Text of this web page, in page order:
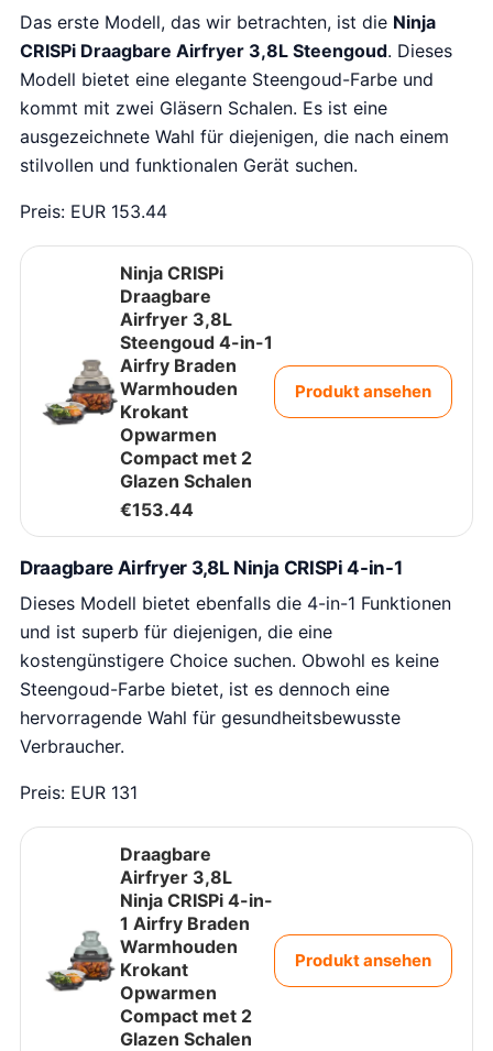
Das erste Modell, das wir betrachten, ist die Ninja
CRISPi Draagbare Airfryer 3,8L Steengoud. Dieses
Modell bietet eine elegante Steengoud-Farbe und
kommt mit zwei Gläsern Schalen. Es ist eine
ausgezeichnete Wahl für diejenigen, die nach einem
stilvollen und funktionalen Gerät suchen.
Preis: EUR 153.44
Ninja CRISPi
Draagbare
Airfryer 3,8L
Steengoud 4-in-1
Airfry Braden
Warmhouden
Krokant
Opwarmen
Compact met 2
Glazen Schalen
€153.44
Produkt ansehen
Draagbare Airfryer 3,8L Ninja CRISPi 4-in-1
Dieses Modell bietet ebenfalls die 4-in-1 Funktionen
und ist superb für diejenigen, die eine
kostengünstigere Choice suchen. Obwohl es keine
Steengoud-Farbe bietet, ist es dennoch eine
hervorragende Wahl für gesundheitsbewusste
Verbraucher.
Preis: EUR 131
Draagbare
Airfryer 3,8L
Ninja CRISPi 4-in-
1 Airfry Braden
Warmhouden
Krokant
Opwarmen
Compact met 2
Glazen Schalen
Produkt ansehen